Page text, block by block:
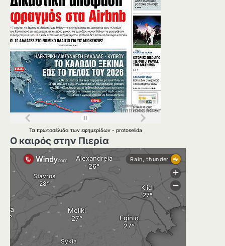
Τα πρωτοσέλιδα των εφημερίδων - protoselida
Ο καιρός στην Πιερία